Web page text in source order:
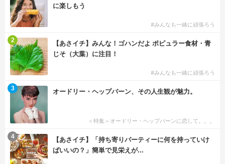
に楽しもう
#みんなも一緒に頑張ろう
【あさイチ】みんな！ゴハンだよ ポピュラー食材・青
じそ（大葉）に注目！
#みんなも一緒に頑張ろう
2
オードリー・ヘップバーン、その人生観が魅力。
＜特集＞オードリー・ヘップバーンに恋して。。。
3
【あさイチ】「持ち寄りパーティーに何を持っていけ
ばいいの？」簡単で見栄えが...
4